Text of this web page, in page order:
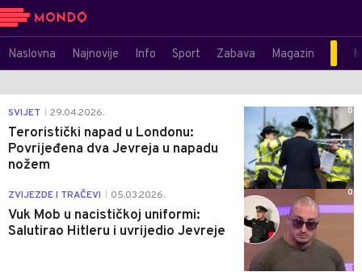
Naslovna Najnovije Info Sport Zabava Magazin
SVIJET 29.04.2026.
Teroristički napad u Londonu:
Povrijeđena dva Jevreja u napadu
nožem
0
ZVIJEZDE I TRAČEVI 05.03.2026.
Vuk Mob u nacističkoj uniformi:
Salutirao Hitleru i uvrijedio Jevreje
0